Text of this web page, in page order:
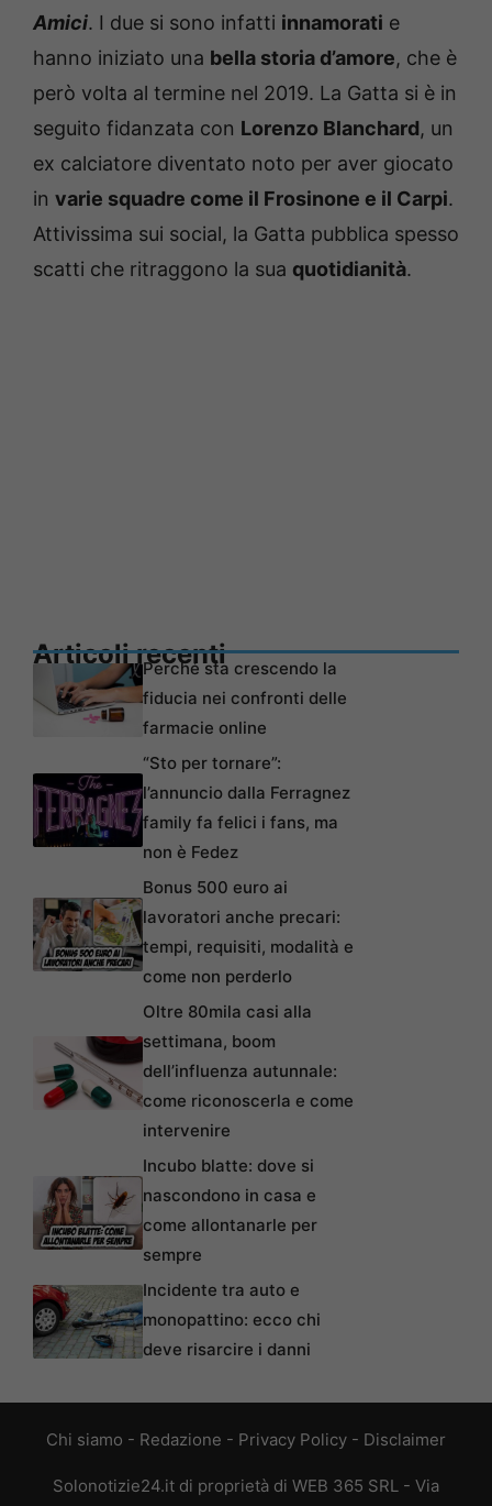
Amici. I due si sono infatti innamorati e
hanno iniziato una bella storia d’amore, che è
però volta al termine nel 2019. La Gatta si è in
seguito fidanzata con Lorenzo Blanchard, un
ex calciatore diventato noto per aver giocato
in varie squadre come il Frosinone e il Carpi.
Attivissima sui social, la Gatta pubblica spesso
scatti che ritraggono la sua quotidianità.
Articoli recentiPerché sta crescendo la
fiducia nei confronti delle
farmacie online
“Sto per tornare”:
l’annuncio dalla Ferragnez
family fa felici i fans, ma
non è Fedez
Bonus 500 euro ai
lavoratori anche precari:
tempi, requisiti, modalità e
come non perderlo
Oltre 80mila casi alla
settimana, boom
dell’influenza autunnale:
come riconoscerla e come
intervenire
Incubo blatte: dove si
nascondono in casa e
come allontanarle per
sempre
Incidente tra auto e
monopattino: ecco chi
deve risarcire i danni
Chi siamo - Redazione - Privacy Policy - Disclaimer
Solonotizie24.it di proprietà di WEB 365 SRL - Via